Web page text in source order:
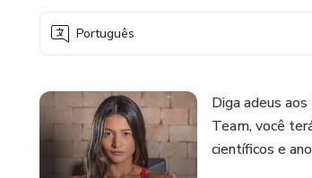
Português
Diga adeus
Team, você
científicos e